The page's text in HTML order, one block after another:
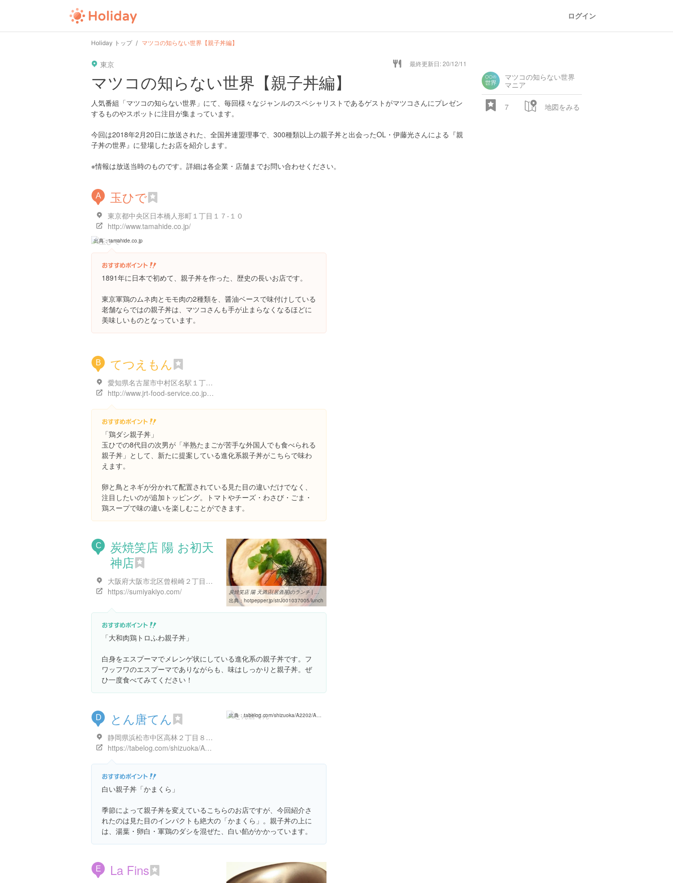
ログイン
Holiday トップ マツコの知らない世界【親子丼編】
東京 最終更新日: 20/12/11
マツコの知らない世界【親子丼編】
人気番組「マツコの知らない世界」にて、毎回様々なジャンルのスペシャリストであるゲストがマツコさんにプレゼン
するものやスポットに注目が集まっています。
今回は2018年2月20日に放送された、全国丼連盟理事で、300種類以上の親子丼と出会ったOL・伊藤光さんによる『親
子丼の世界』に登場したお店を紹介します。
※情報は放送当時のものです。詳細は各企業・店舗までお問い合わせください。
マツコの知らない世界
マニア
7 地図をみる
A 玉ひで
東京都中央区日本橋人形町１丁目１７-１０
http://www.tamahide.co.jp/
出典：tamahide.co.jp
1891年に日本で初めて、親子丼を作った、歴史の長いお店です。
東京軍鶏のムネ肉とモモ肉の2種類を、醤油ベースで味付けしている
老舗ならではの親子丼は、マツコさんも手が止まらなくなるほどに
美味しいものとなっています。
B てつえもん
愛知県名古屋市中村区名駅１丁目１ 名古屋市中村区名駅１丁目１-４
http://www.jrt-food-service.co.jp/store/details19.html
「鶏ダシ親子丼」
玉ひでの8代目の次男が「半熟たまごが苦手な外国人でも食べられる
親子丼」として、新たに提案している進化系親子丼がこちらで味わ
えます。
卵と鳥とネギが分かれて配置されている見た目の違いだけでなく、
注目したいのが追加トッピング。トマトやチーズ・わさび・ごま・
鶏スープで味の違いを楽しむことができます。
C
炭焼笑店 陽 お初天
神店
大阪府大阪市北区曾根崎２丁目１０-６
https://sumiyakiyo.com/
炭焼笑店 陽 天満店(居酒屋)のランチ | ホットペッパーグルメ
出典： hotpepper.jp/strJ001037005/lunch
「大和肉鶏トロふわ親子丼」
白身をエスプーマでメレンゲ状にしている進化系の親子丼です。フ
ワッフワのエスプーマでありながらも、味はしっかりと親子丼。ぜ
ひ一度食べてみてください！
D とん唐てん
静岡県浜松市中区高林２丁目８-３０
https://tabelog.com/shizuoka/A2202/A220201/22028186/
出典：tabelog.com/shizuoka/A2202/A220201/22028186/dtlrvwlst/B193406681
白い親子丼「かまくら」
季節によって親子丼を変えているこちらのお店ですが、今回紹介さ
れたのは見た目のインパクトも絶大の「かまくら」。親子丼の上に
は、湯葉・卵白・軍鶏のダシを混ぜた、白い餡がかかっています。
E La Fins